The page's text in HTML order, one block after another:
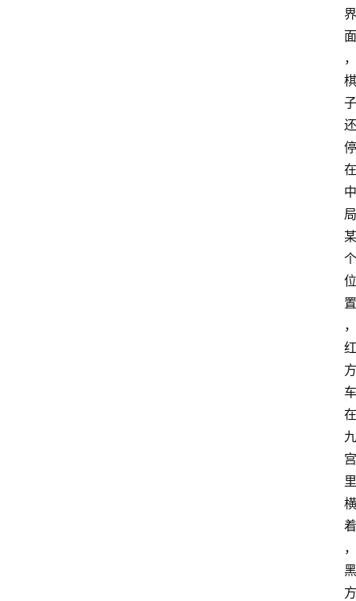
界
面
，
棋
子
还
停
在
中
局
某
个
位
置
，
红
方
车
在
九
宫
里
横
着
，
黑
方